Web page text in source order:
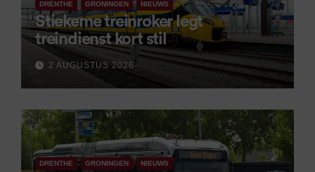
DRENTHE GRONINGEN NIEUWS
Stiekeme treinroker legt
treindienst kort stil
2 AUGUSTUS 2026
DRENTHE GRONINGEN NIEUWS